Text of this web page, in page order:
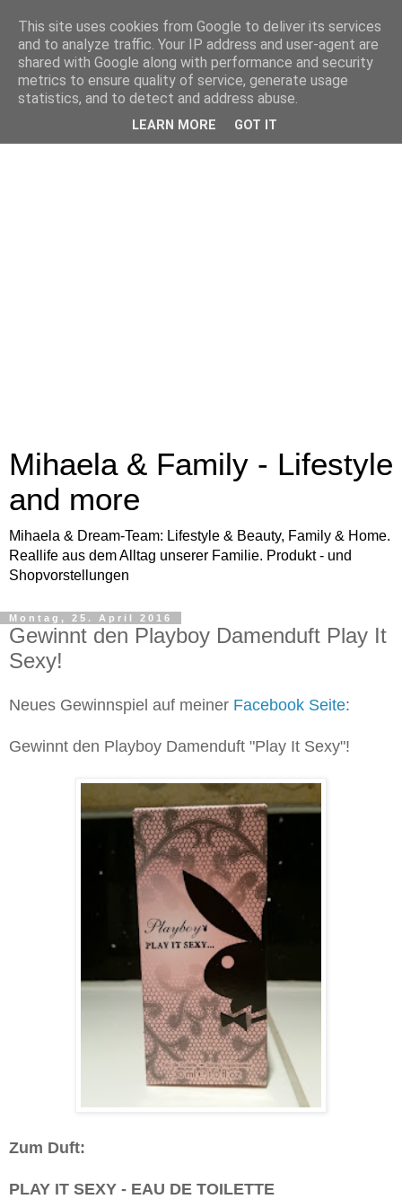
Mihaela & Family - Lifestyle
and more
Mihaela & Dream-Team: Lifestyle & Beauty, Family & Home.
Reallife aus dem Alltag unserer Familie. Produkt - und
Shopvorstellungen
Montag, 25. April 2016
Gewinnt den Playboy Damenduft Play It
Sexy!
Neues Gewinnspiel auf meiner Facebook Seite:
Gewinnt den Playboy Damenduft "Play It Sexy"!
Zum Duft:
PLAY IT SEXY - EAU DE TOILETTE
This site uses cookies from Google to deliver its services
and to analyze traffic. Your IP address and user-agent are
shared with Google along with performance and security
metrics to ensure quality of service, generate usage
statistics, and to detect and address abuse.
LEARN MORE GOT IT